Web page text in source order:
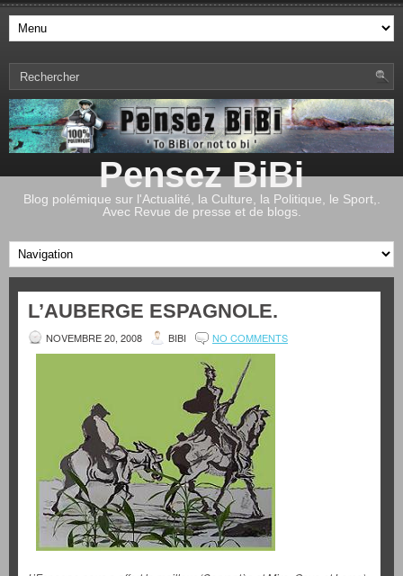
Pensez BiBi
Blog polémique sur l'Actualité, la Culture, la Politique, le Sport,.
Avec Revue de presse et de blogs.
L’AUBERGE ESPAGNOLE.
NOVEMBRE 20, 2008 BIBI NO COMMENTS